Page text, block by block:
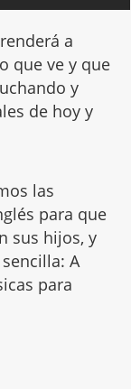
a
que ve y que
y
de hoy y
las
para que
sus hijos, y
A
para